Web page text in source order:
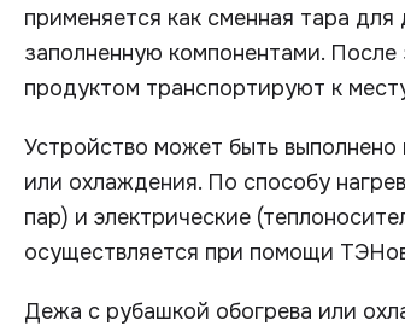
применяется как сменная тара
заполненную компонентами.
продуктом транспортируют к
Устройство может быть
или охлаждения. По способу
пар) и электрические
осуществляется при помощи
Дежа с рубашкой обогрева или